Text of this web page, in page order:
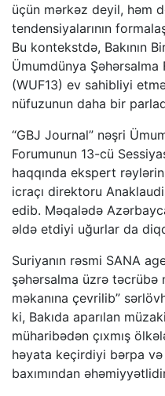
üçün mərkəz deyil, həm
tendensiyalarının
Bu kontekstdə, Bakının
Ümumdünya Şəhərsalma
(WUF13) ev sahibliyi
nüfuzunun daha bir
“GBJ Journal” nəşri
Forumunun 13-cü
haqqında ekspert
icraçı direktoru
edib. Məqalədə
əldə etdiyi uğurlar da
Suriyanın rəsmi SANA
şəhərsalma üzrə təcrübə
məkanına çevrilib”
ki, Bakıda aparılan
müharibədən çıxmış
həyata keçirdiyi bərpa
baxımından